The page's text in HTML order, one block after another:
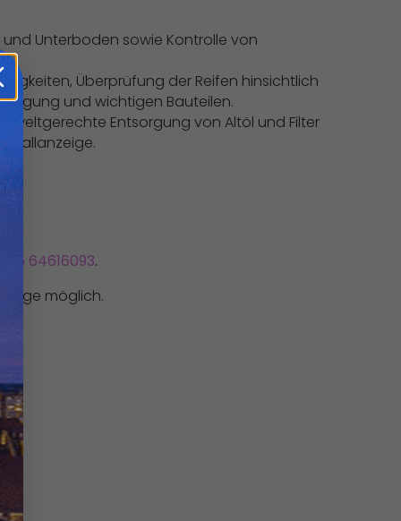
Unterboden sowie Kontrolle von
Überprüfung der Reifen hinsichtlich
und wichtigen Bauteilen.
Entsorgung von Altöl und Filter
0176 64616093.
möglich.